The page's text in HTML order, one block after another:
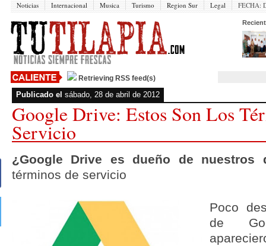
Noticias Internacional Musica Turismo Region Sur Legal FECHA:
Retrieving RSS feed(s)
Publicado el sábado, 28 de abril de 2012
Google Drive: Estos Son Los
Servicio
¿Google Drive es dueño de nuestros
términos de servicio
Poco
de